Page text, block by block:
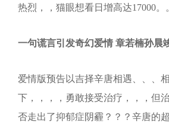
热烈，，猫眼想看日增高达17000。
一句谎言引发奇幻爱情 章若楠孙晨
爱情版预告以吉择辛唐相遇、、、
下，，，，勇敢接受治疗，
否走出了抑郁症阴霾？？？辛唐的超